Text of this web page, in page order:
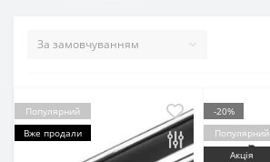
Популярний
Вже продали
-20%
Популярний
Акція